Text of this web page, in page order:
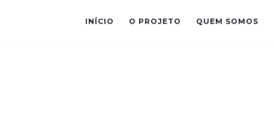
INÍCIO O PROJETO QUEM SOMOS